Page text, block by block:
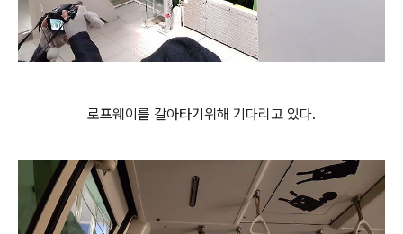
로프웨이를 갈아타기위해 기다리고 있다.